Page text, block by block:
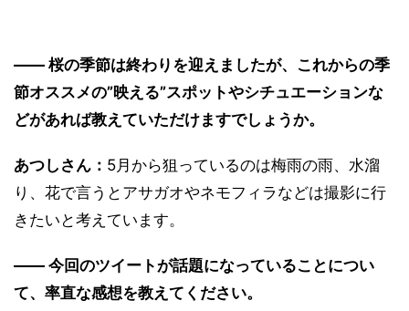
―― 桜の季節は終わりを迎えましたが、これからの季
節オススメの”映える”スポットやシチュエーションな
どがあれば教えていただけますでしょうか。
あつしさん： 5月から狙っているのは梅雨の雨、水溜
り、花で言うとアサガオやネモフィラなどは撮影に行
きたいと考えています。
―― 今回のツイートが話題になっていることについ
て、率直な感想を教えてください。